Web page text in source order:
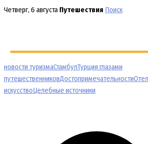
Перейти
Четверг, 6 августа Путешествия Поиск
новости туризмаСтамбулТурция глазами
путешественниковДостопримечательности
искусствоЦелебные источники